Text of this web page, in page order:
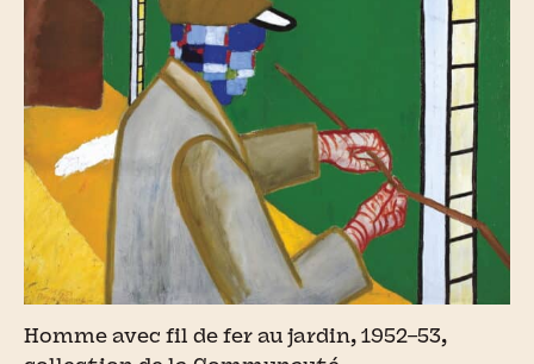
Homme avec fil de fer au jardin, 1952–53,